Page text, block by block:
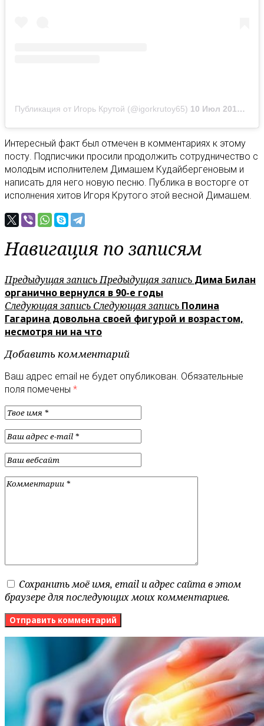
Публикация от Игорь Крутой (@igorkrutoy65) 10 Июл 2019 в 1:40 PDT
Интересный факт был отмечен в комментариях к этому
посту. Подписчики просили продолжить сотрудничество с
молодым исполнителем Димашем Кудайбергеновым и
написать для него новую песню. Публика в восторге от
исполнения хитов Игоря Крутого этой весной Димашем.
Навигация по записям
Предыдущая записьПредыдущая запись Дима Билан
органично вернулся в 90-е годы
Следующая запись Следующая запись Полина
Гагарина довольна своей фигурой и возрастом,
несмотря ни на что
Добавить комментарий
Ваш адрес email не будет опубликован. Обязательные
поля помечены *
Сохранить моё имя, email и адрес сайта в этом
браузере для последующих моих комментариев.